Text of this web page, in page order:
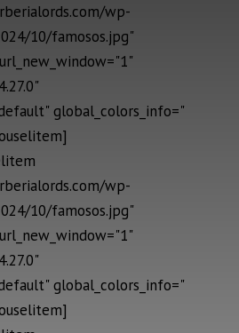
wp-
10/famosos.jpg"
global_colors_info="
wp-
10/famosos.jpg"
global_colors_info="